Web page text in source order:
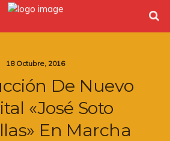
18 Octubre, 2016
De Nuevo
«José Soto
En Marcha